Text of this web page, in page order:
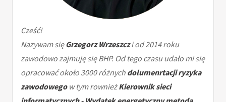
Cześć!
Nazywam sięGrzegorz Wrzeszczi od 2014 roku
zawodowo zajmuję się BHP. Od tego czasu udało mi się
opracować około 3000 różnych dolumenrtacji ryzyka
zawodowegow tym rownieżKierownik sieci